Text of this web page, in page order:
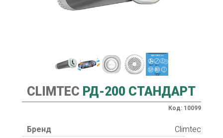
CLIMTEC РД-200 СТАНДАРТ
Код: 10099
Бренд
Climtec